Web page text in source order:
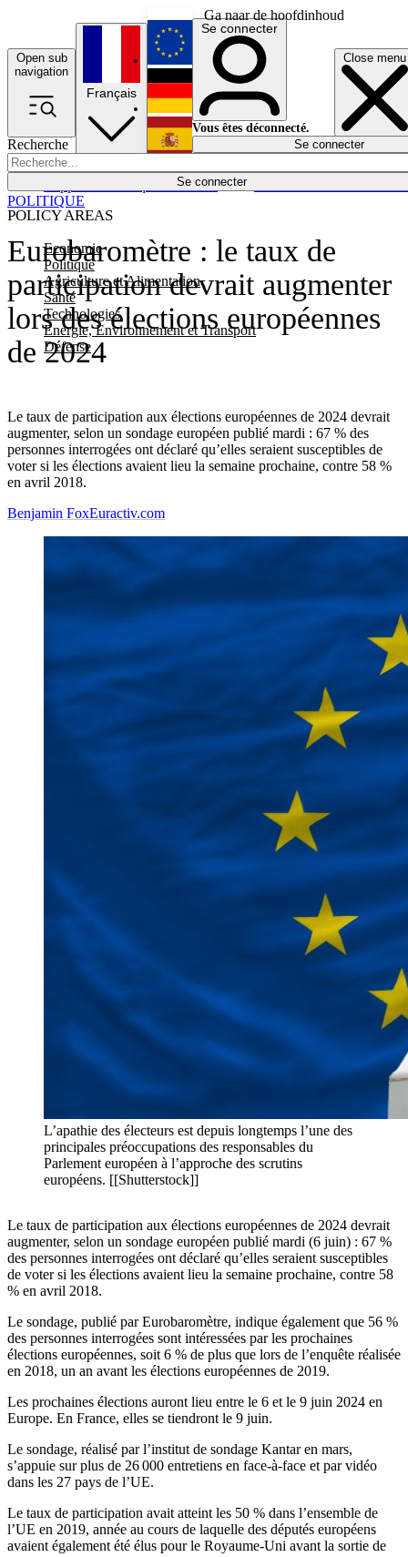
Ga naar de hoofdinhoud
Open sub
navigation
Close menu
Recherche
Se connecter
POLICY AREAS
Economie
Politique
Agriculture et Alimentation
Santé
Technologies
Energie, Environnement et Transport
Défense
Économie
Français
English
Deutsch
Español
Se connecter
Vous êtes déconnecté.
Se connecter
Eurobaromètre : le taux de
participation devrait augmenter
lors des élections européennes
de 2024
Le taux de participation aux élections européennes de 2024 devrait
augmenter, selon un sondage européen publié mardi : 67 % des
personnes interrogées ont déclaré qu’elles seraient susceptibles de
voter si les élections avaient lieu la semaine prochaine, contre 58 %
en avril 2018.
POLITIQUE
Benjamin FoxEuractiv.com
L’apathie des électeurs est depuis longtemps l’une des
principales préoccupations des responsables du
Parlement européen à l’approche des scrutins
européens. [[Shutterstock]]
Le taux de participation aux élections européennes de 2024 devrait
augmenter, selon un sondage européen publié mardi (6 juin) : 67 %
des personnes interrogées ont déclaré qu’elles seraient susceptibles
de voter si les élections avaient lieu la semaine prochaine, contre 58
% en avril 2018.
Le sondage, publié par Eurobaromètre, indique également que 56 %
des personnes interrogées sont intéressées par les prochaines
élections européennes, soit 6 % de plus que lors de l’enquête réalisée
en 2018, un an avant les élections européennes de 2019.
Les prochaines élections auront lieu entre le 6 et le 9 juin 2024 en
Europe. En France, elles se tiendront le 9 juin.
Le sondage, réalisé par l’institut de sondage Kantar en mars,
s’appuie sur plus de 26 000 entretiens en face-à-face et par vidéo
dans les 27 pays de l’UE.
Le taux de participation avait atteint les 50 % dans l’ensemble de
l’UE en 2019, année au cours de laquelle des députés européens
avaient également été élus pour le Royaume-Uni avant la sortie de